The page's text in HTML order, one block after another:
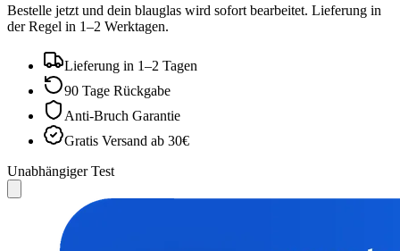
Bestelle jetzt und dein blauglas wird sofort bearbeitet. Lieferung in
der Regel in 1–2 Werktagen.
Lieferung in 1–2 Tagen
90 Tage Rückgabe
Anti‑Bruch Garantie
Gratis Versand ab 30€
Unabhängiger Test